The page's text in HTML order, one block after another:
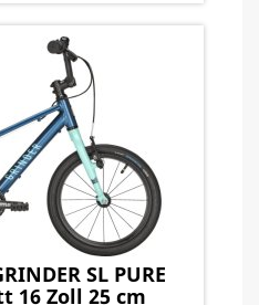
SL PURE
16 Zoll 25 cm